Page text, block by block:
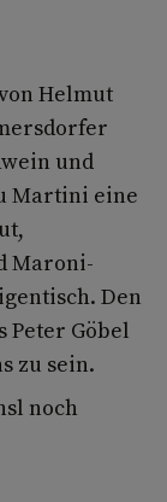
Helmut
und
Martini eine
Maroni-
Den
Peter Göbel
zu sein.
noch